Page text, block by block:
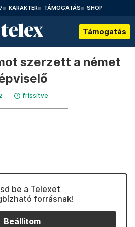
KARAKTER TÁMOGATÁS SHOP
Támogatás
szerzett a német
frissítve
be a Telexet
forrásnak!
Beállítom